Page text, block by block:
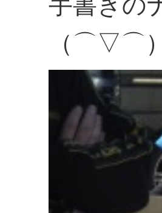
（⌒▽⌒）